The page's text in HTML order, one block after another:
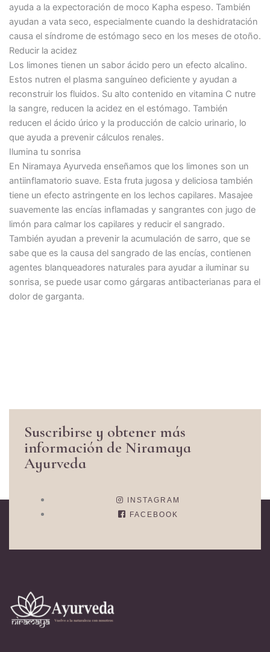
ayuda a la expectoración de moco Kapha espeso. También
ayudan a vata seco, especialmente cuando la deshidratación
causa el síndrome de estómago seco en los meses de otoño.
Reducir la acidez
Los limones tienen un sabor ácido pero un efecto alcalino.
Estos nutren el plasma sanguíneo deficiente y ayudan a
reconstruir los fluidos. Su alto contenido en vitamina C nutre
la sangre, reducen la acidez en el estómago. También
reducen el ácido úrico y la producción de calcio urinario, lo
que ayuda a prevenir cálculos renales.
Ilumina tu sonrisa
En Niramaya Ayurveda enseñamos que los limones son un
antiinflamatorio suave. Esta fruta jugosa y deliciosa también
tiene un efecto astringente en los lechos capilares. Masajee
suavemente las encías inflamadas y sangrantes con jugo de
limón para calmar los capilares y reducir el sangrado.
También ayudan a prevenir la acumulación de sarro, que se
sabe que es la causa del sangrado de las encías, contienen
agentes blanqueadores naturales para ayudar a iluminar su
sonrisa, se puede usar como gárgaras antibacterianas para el
dolor de garganta.
Suscribirse y obtener más
información de Niramaya
Ayurveda
INSTAGRAM
FACEBOOK